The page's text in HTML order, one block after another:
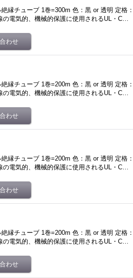
縁チューブ 1巻=300m 色：黒 or 透明 定格
気的、機械的保護に使用されるUL・C…
縁チューブ 1巻=200m 色：黒 or 透明 定格
気的、機械的保護に使用されるUL・C…
縁チューブ 1巻=200m 色：黒 or 透明 定格
気的、機械的保護に使用されるUL・C…
縁チューブ 1巻=200m 色：黒 or 透明 定格
気的、機械的保護に使用されるUL・C…